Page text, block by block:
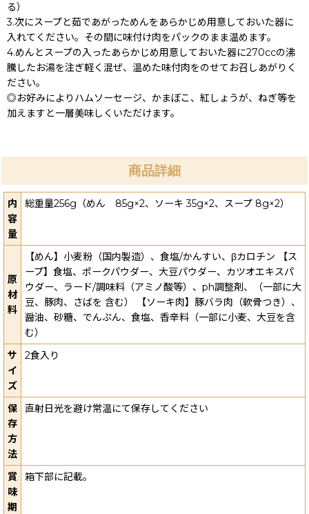
る）
3.次にスープと茹であがっためんをあらかじめ用意しておいた器に
入れてください。その間に味付け肉をパックのまま温めます。
4.めんとスープの入ったあらかじめ用意しておいた器に270ccの沸
騰したお湯を注ぎ軽く混ぜ、温めた味付肉をのせてお召しあがりく
ださい。
◎お好みによりハムソーセージ、かまぼこ、紅しょうが、ねぎ等を
加えますと一層美味しくいただけます。
商品詳細
内
容
量
総重量256g（めん 85g×2、ソーキ 35g×2、スープ 8g×2）
原
材
料
【めん】小麦粉（国内製造）、食塩/かんすい、βカロチン 【ス
ープ】食塩、ポークパウダー、大豆パウダー、カツオエキスパ
ウダー、ラード/調味料（アミノ酸等）、ph調整剤、（一部に大
豆、豚肉、さばを 含む） 【ソーキ肉】豚バラ肉（軟骨つき）、
醤油、砂糖、でんぷん、食塩、香辛料（一部に小麦、大豆を含
む）
サ
イ
ズ
2食入り
保
存
方
法
直射日光を避け常温にて保存してください
賞
味
期
箱下部に記載。